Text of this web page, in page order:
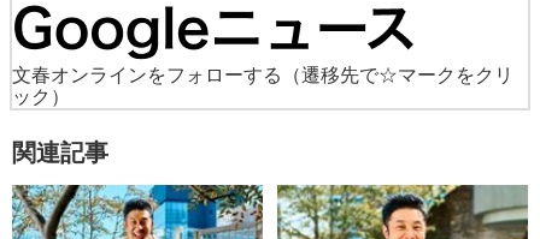
文春オンラインをフォローする
（遷移先で☆マークをクリ
ック）
関連記事